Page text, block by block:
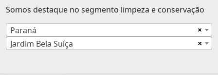
Somos destaque no segmento limpeza e conservação
×
Paraná
×
Jardim Bela Suíça